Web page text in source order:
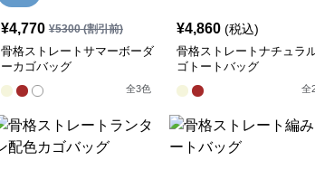
¥4,770 ¥5300(割引前)
骨格ストレートサマーボーダ
ーカゴバッグ
全3色
¥4,860 (税込)
骨格ストレートナチュラ
ゴトートバッグ
全